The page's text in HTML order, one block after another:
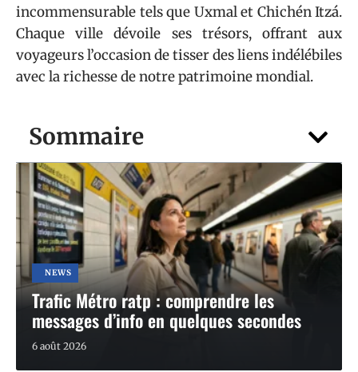
Sommaire
NEWS
Trafic Métro ratp : comprendre les
messages d’info en quelques secondes
6 août 2026
incommensurable tels que Uxmal et Chichén Itzá.
Chaque ville dévoile ses trésors, offrant aux
voyageurs l’occasion de tisser des liens indélébiles
avec la richesse de notre patrimoine mondial.